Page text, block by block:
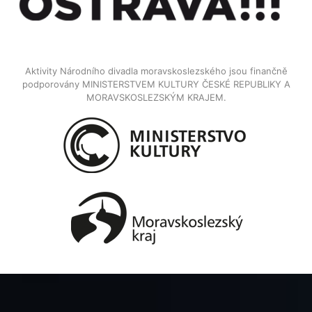
Aktivity Národního divadla moravskoslezského jsou finančně
podporovány MINISTERSTVEM KULTURY ČESKÉ REPUBLIKY A
MORAVSKOSLEZSKÝM KRAJEM.